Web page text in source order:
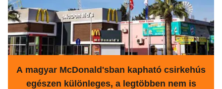
A magyar McDonald'sban kapható csirkehús
egészen különleges, a legtöbben nem is